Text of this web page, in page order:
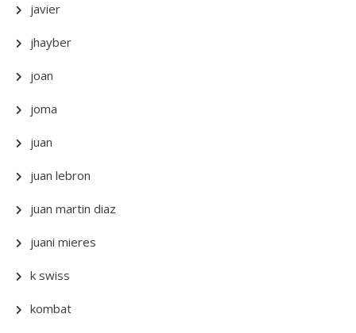
javier
jhayber
joan
joma
juan
juan lebron
juan martin diaz
juani mieres
k swiss
kombat